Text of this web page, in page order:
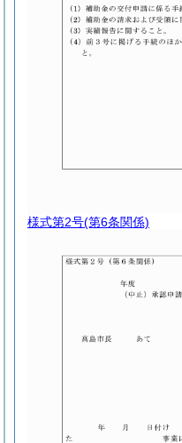
様式第2号(第6条関係)